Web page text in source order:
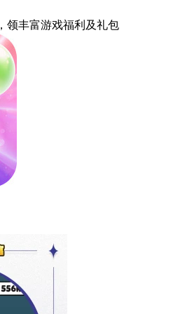
，领丰富游戏福利 及礼包